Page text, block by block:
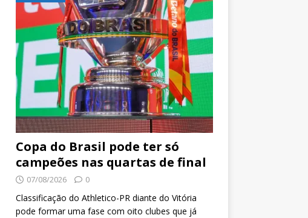
Copa do Brasil pode ter só
campeões nas quartas de final
07/08/2026 0
Classificação do Athletico-PR diante do Vitória
pode formar uma fase com oito clubes que já